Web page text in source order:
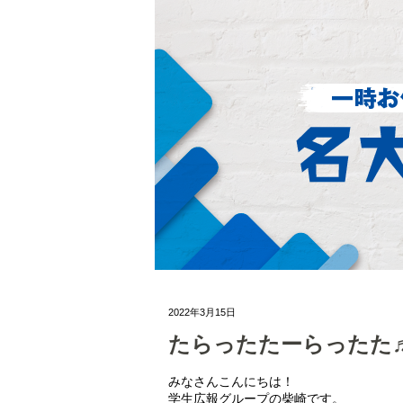
2022年3月15日
たらったたーらった
みなさんこんにちは！
学生広報グループの柴崎です。